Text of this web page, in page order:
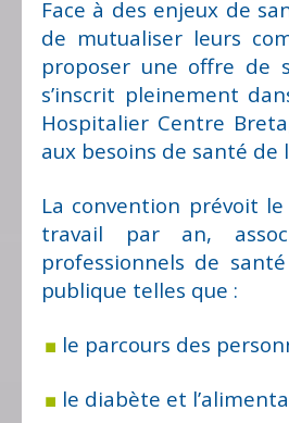
Face à des enjeux de
de mutualiser leurs
proposer une offre de
s’inscrit pleinement
Hospitalier Centre
aux besoins de santé
La convention prévoit
travail par an,
professionnels de
publique telles que :
le parcours des
le diabète et